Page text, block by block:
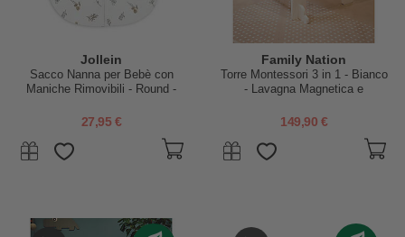
Jollein
Sacco Nanna per Bebè con
Maniche Rimovibili - Round -
27,95 €
Family Nation
Torre Montessori 3 in 1 - Bianco
- Lavagna Magnetica e
149,90 €